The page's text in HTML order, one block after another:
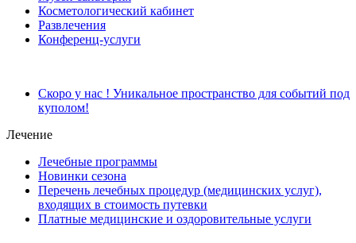
Косметологический кабинет
Развлечения
Конференц-услуги
Скоро у нас ! Уникальное пространство для событий под
куполом!
Лечение
Лечебные программы
Новинки сезона
Перечень лечебных процедур (медицинских услуг),
входящих в стоимость путевки
Платные медицинские и оздоровительные услуги